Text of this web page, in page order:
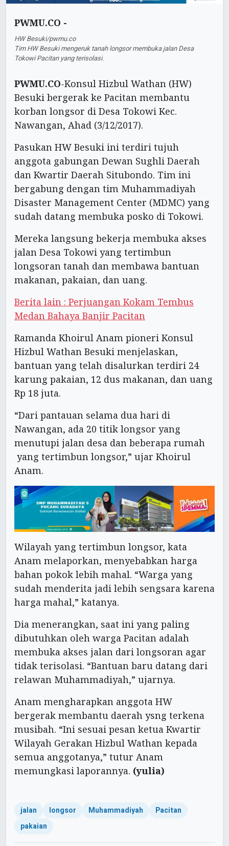
PWMU.CO -
HW Besuki/pwmu.co
Tim HW Besuki mengeruk tanah longsor membuka jalan Desa
Tokowi Pacitan yang terisolasi.
PWMU.CO-Konsul Hizbul Wathan (HW)
Besuki bergerak ke Pacitan membantu
korban longsor di Desa Tokowi Kec.
Nawangan, Ahad (3/12/2017).
Pasukan HW Besuki ini terdiri tujuh
anggota gabungan Dewan Sughli Daerah
dan Kwartir Daerah Situbondo. Tim ini
bergabung dengan tim Muhammadiyah
Disaster Management Center (MDMC) yang
sudah datang membuka posko di Tokowi.
Mereka langsung bekerja membuka akses
jalan Desa Tokowi yang tertimbun
longsoran tanah dan membawa bantuan
makanan, pakaian, dan uang.
Berita lain : Perjuangan Kokam Tembus
Medan Bahaya Banjir Pacitan
Ramanda Khoirul Anam pioneri Konsul
Hizbul Wathan Besuki menjelaskan,
bantuan yang telah disalurkan terdiri 24
karung pakaian, 12 dus makanan, dan uang
Rp 18 juta.
“Dari pantauan selama dua hari di
Nawangan, ada 20 titik longsor yang
menutupi jalan desa dan beberapa rumah
yang tertimbun longsor,” ujar Khoirul
Anam.
Wilayah yang tertimbun longsor, kata
Anam melaporkan, menyebabkan harga
bahan pokok lebih mahal. “Warga yang
sudah menderita jadi lebih sengsara karena
harga mahal,” katanya.
Dia menerangkan, saat ini yang paling
dibutuhkan oleh warga Pacitan adalah
membuka akses jalan dari longsoran agar
tidak terisolasi. “Bantuan baru datang dari
relawan Muhammadiyah,” ujarnya.
Anam mengharapkan anggota HW
bergerak membantu daerah ysng terkena
musibah. “Ini sesuai pesan ketua Kwartir
Wilayah Gerakan Hizbul Wathan kepada
semua anggotanya,” tutur Anam
memungkasi laporannya. (yulia)
jalan longsor Muhammadiyah
Pacitan
pakaian